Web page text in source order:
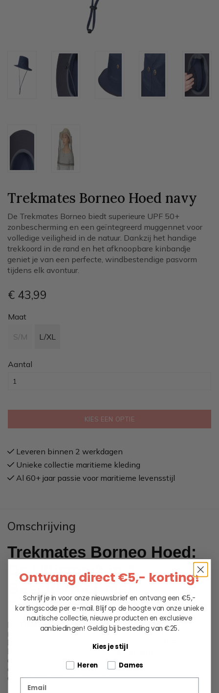
Trekmates Borneo Hoed navy
De Trekmates Borneo biedt superieure UPF 50+
zonbescherming en een geïntegreerd muggennet voor
volledige veiligheid in de natuur. Dankzij het handige
trekkoord in de rand en het afknoopbare kinbandje
geniet je van een perfecte, windbestendige pasvorm
tijdens elk avontuur.
€ 43,99
Maat
S/M L/XL
Aantal
KIES EEN OPTIE
Leveren binnen 2 werkdagen
Unieke collectie maritieme kleding
Al 60+ jaar passie voor maritieme levensstijl
Omschrijving
Trekmates Borneo Hoed:
De Ultieme 2-in-1
Beschermer met
Precision-Fit
Trekmates Borneois ontworpen voor avonturiers die
maximale zekerheid eisen in de vrije natuur. Deze hoed
biedt de hoogst mogelijke zonbescherming (
herbergt een slim, geïntegreerdmuggennet
dubbele bevestigingssysteem — een intern trekkoord en
een afknoopbaar kinbandje — zit deze hoed onder alle
omstandigheden als gegoten.
Ontvang direct €5,- korting!
Schrijf je in voor onze nieuwsbrief en ontvang een €5,-
kortingscode per e-mail. Blijf op de hoogte van onze unieke
nautische collectie, nieuwe producten en exclusieve
aanbiedingen! Geldig bij besteding van €25.
Kies je stijl
Tell us about your pets
Heren Dames